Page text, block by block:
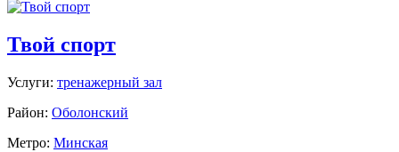
Твой спорт
Услуги: тренажерный зал
Район: Оболонский
Метро: Минская